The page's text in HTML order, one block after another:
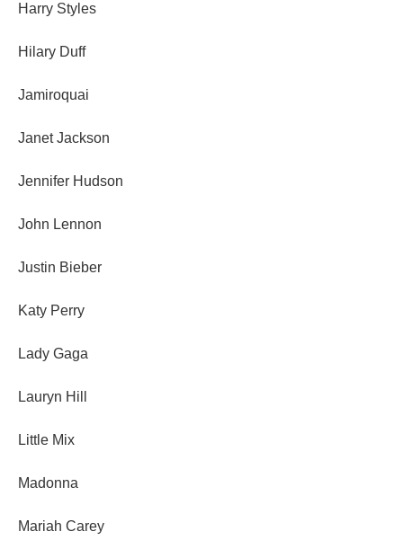
Harry Styles
Hilary Duff
Jamiroquai
Janet Jackson
Jennifer Hudson
John Lennon
Justin Bieber
Katy Perry
Lady Gaga
Lauryn Hill
Little Mix
Madonna
Mariah Carey